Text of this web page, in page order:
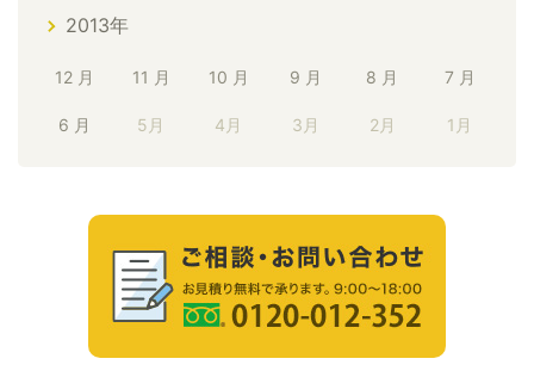
2013年
12 月 11 月 10 月 9 月 8 月 7 月
6 月 5月 4月 3月 2月 1月